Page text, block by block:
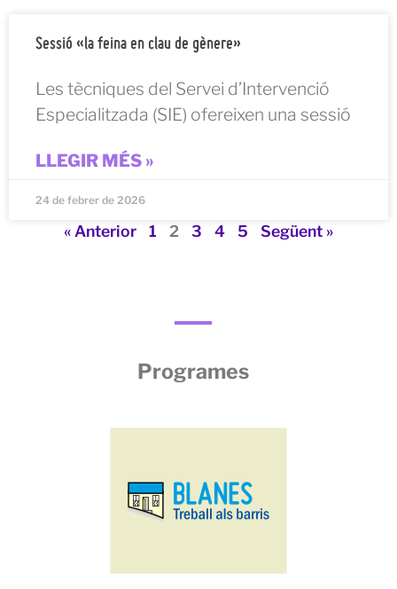
Sessió «la feina en clau de gènere»
Les tècniques del Servei d’Intervenció
Especialitzada (SIE) ofereixen una sessió
LLEGIR MÉS »
24 de febrer de 2026
« Anterior 1 2 3 4 5 Següent »
Programes